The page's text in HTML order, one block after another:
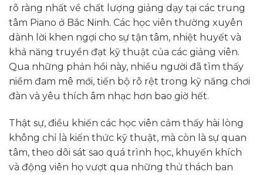
rõ ràng nhất về chất lượng giảng dạy tại các trung
tâm Piano ở Bắc Ninh. Các học viên thường xuyên
dành lời khen ngợi cho sự tận tâm, nhiệt huyết và
khả năng truyền đạt kỹ thuật của các giảng viên.
Qua những phản hồi này, nhiều người đã tìm thấy
niềm đam mê mới, tiến bộ rõ rệt trong kỹ năng chơi
đàn và yêu thích âm nhạc hơn bao giờ hết.
Thật sự, điều khiến các học viên cảm thấy hài lòng
không chỉ là kiến thức kỹ thuật, mà còn là sự quan
tâm, theo dõi sát sao quá trình học, khuyến khích
và động viên họ vượt qua những thử thách ban